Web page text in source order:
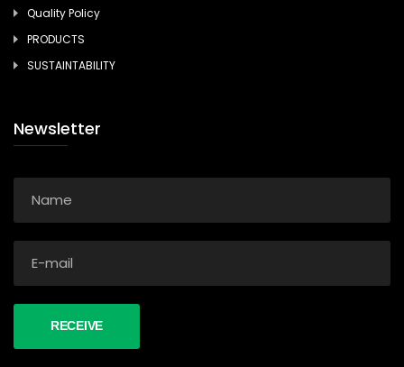
Quality Policy
PRODUCTS
SUSTAINTABILITY
Newsletter